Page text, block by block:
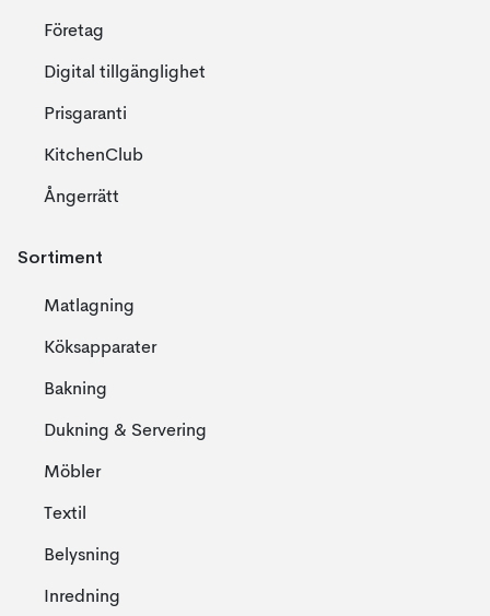
Företag
Digital tillgänglighet
Prisgaranti
KitchenClub
Ångerrätt
Sortiment
Matlagning
Köksapparater
Bakning
Dukning & Servering
Möbler
Textil
Belysning
Inredning